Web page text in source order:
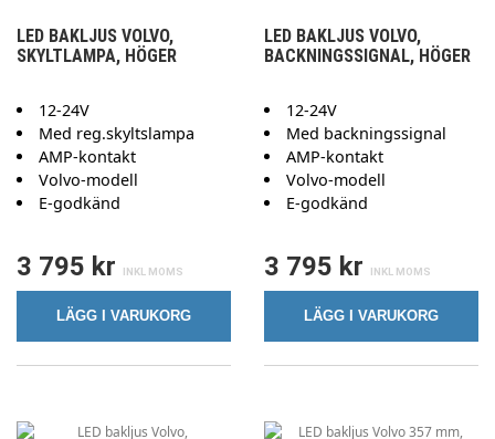
LED BAKLJUS VOLVO,
SKYLTLAMPA, HÖGER
12-24V
Med reg.skyltslampa
AMP-kontakt
Volvo-modell
E-godkänd
3 795 kr
LÄGG I VARUKORG
LED BAKLJUS VOLVO,
BACKNINGSSIGNAL, HÖGER
12-24V
Med backningssignal
AMP-kontakt
Volvo-modell
E-godkänd
3 795 kr
LÄGG I VARUKORG